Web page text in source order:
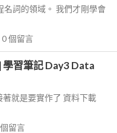
詞的領域。 我們才剛學會
0個留言
習筆記 Day3 Data
就是要實作了 資料下載
個留言